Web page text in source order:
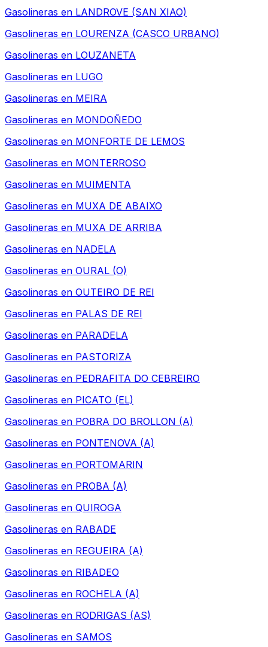
Gasolineras en LANDROVE (SAN XIAO)
Gasolineras en LOURENZA (CASCO URBANO)
Gasolineras en LOUZANETA
Gasolineras en LUGO
Gasolineras en MEIRA
Gasolineras en MONDOÑEDO
Gasolineras en MONFORTE DE LEMOS
Gasolineras en MONTERROSO
Gasolineras en MUIMENTA
Gasolineras en MUXA DE ABAIXO
Gasolineras en MUXA DE ARRIBA
Gasolineras en NADELA
Gasolineras en OURAL (O)
Gasolineras en OUTEIRO DE REI
Gasolineras en PALAS DE REI
Gasolineras en PARADELA
Gasolineras en PASTORIZA
Gasolineras en PEDRAFITA DO CEBREIRO
Gasolineras en PICATO (EL)
Gasolineras en POBRA DO BROLLON (A)
Gasolineras en PONTENOVA (A)
Gasolineras en PORTOMARIN
Gasolineras en PROBA (A)
Gasolineras en QUIROGA
Gasolineras en RABADE
Gasolineras en REGUEIRA (A)
Gasolineras en RIBADEO
Gasolineras en ROCHELA (A)
Gasolineras en RODRIGAS (AS)
Gasolineras en SAMOS